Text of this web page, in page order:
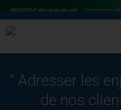
“ Adresser les
de nos